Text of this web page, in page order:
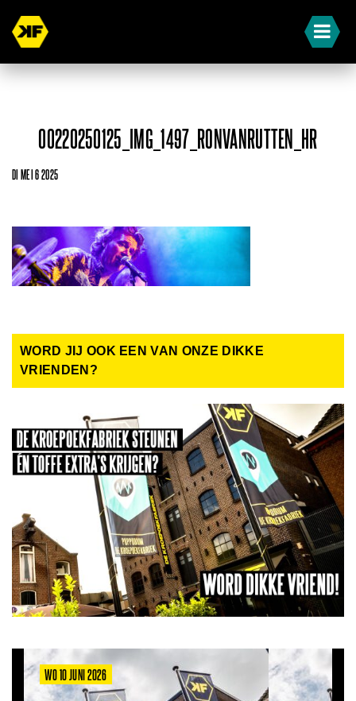
00220250125_IMG_1497_RONVANRUTTEN_HR
DI MEI 6 2025
WORD JIJ OOK EEN VAN ONZE DIKKE
VRIENDEN?
WO 10 JUNI 2026